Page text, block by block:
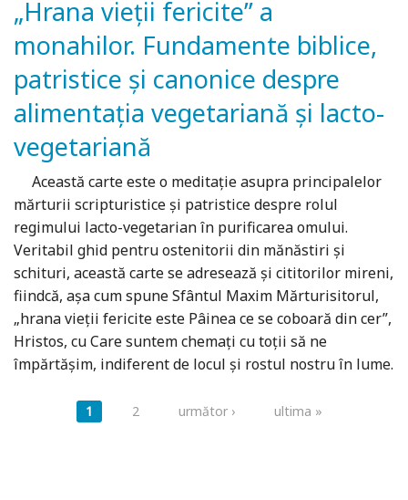
„Hrana vieţii fericite” a
monahilor. Fundamente biblice,
patristice şi canonice despre
alimentaţia vegetariană şi lacto-
vegetariană
Această carte este o meditaţie asupra principalelor
mărturii scripturistice şi patristice despre rolul
regimului lacto-vegetarian în purificarea omului.
Veritabil ghid pentru ostenitorii din mănăstiri şi
schituri, această carte se adresează şi cititorilor mireni,
fiindcă, aşa cum spune Sfântul Maxim Mărturisitorul,
„hrana vieţii fericite este Pâinea ce se coboară din cer”,
Hristos, cu Care suntem chemaţi cu toţii să ne
împărtăşim, indiferent de locul şi rostul nostru în lume.
Pagini1 2 următor › ultima »